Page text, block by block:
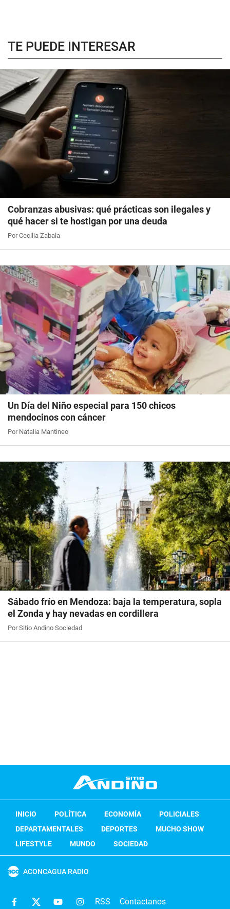
TE PUEDE INTERESAR
Cobranzas abusivas: qué prácticas son ilegales y
qué hacer si te hostigan por una deuda
Por Cecilia Zabala
Un Día del Niño especial para 150 chicos
mendocinos con cáncer
Por Natalia Mantineo
Sábado frío en Mendoza: baja la temperatura, sopla
el Zonda y hay nevadas en cordillera
Por Sitio Andino Sociedad
INICIO POLÍTICA ECONOMÍA
POLICIALES
DEPARTAMENTALES
DEPORTES
MUCHO SHOW
LIFESTYLE
MUNDO SOCIEDAD
ACONCAGUA RADIO
RSS Contactanos